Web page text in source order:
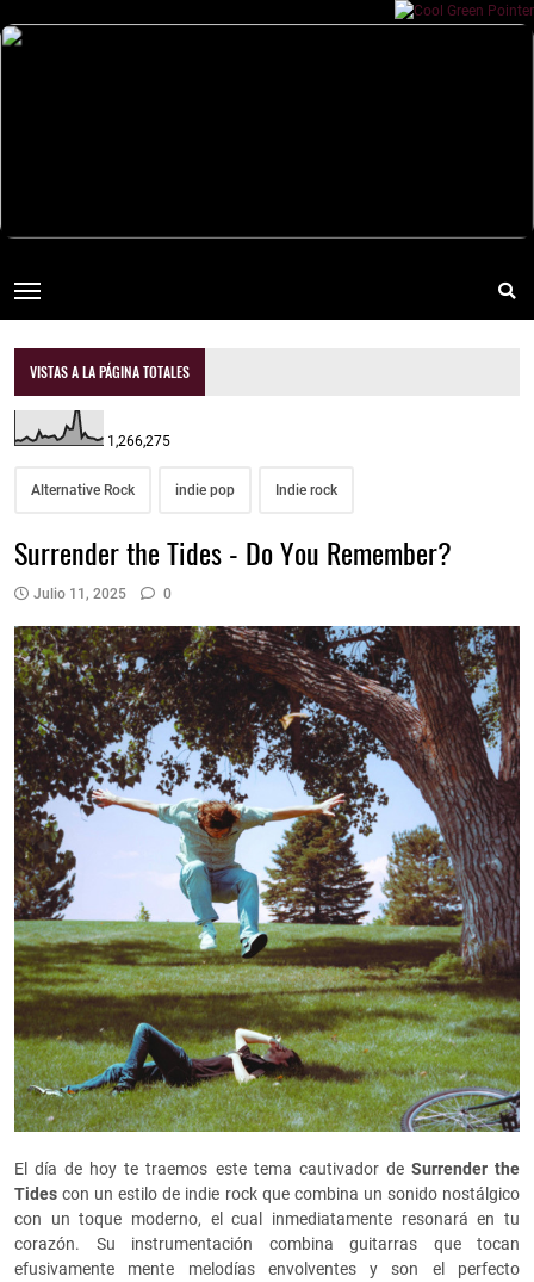
VISTAS A LA PÁGINA TOTALES
1,266,275
Alternative Rock indie pop Indie rock
Surrender the Tides - Do You Remember?
Julio 11, 2025 0
El día de hoy te traemos este tema cautivador de Surrender the
Tides con un estilo de indie rock que combina un sonido nostálgico
con un toque moderno, el cual inmediatamente resonará en tu
corazón. Su instrumentación combina guitarras que tocan
efusivamente mente melodías envolventes y son el perfecto